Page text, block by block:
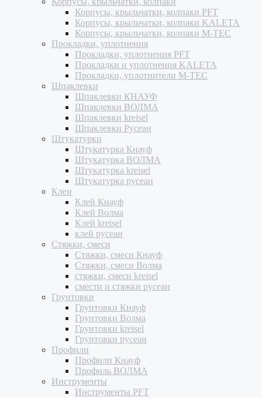
Корпусы, крыльчатки, колпаки PFT
Корпусы, крыльчатки, колпаки KALETA
Корпусы, крыльчатки, колпаки M-TEC
Прокладки, уплотнения
Прокладки, уплотнения PFT
Прокладки и уплотнения KALETA
Прокладки, уплотнители M-TEC
Шпаклевки
Шпаклевки КНАУФ
Шпаклевки ВОЛМА
Шпаклевки kreisel
Шпаклевки Русеан
Штукатурки
Штукатурка Кнауф
Штукатурка ВОЛМА
Штукатурка kreisel
Штукатурка русеан
Клеи
Клей Кнауф
Клей Волма
Клей kreisel
клей русеан
Стяжки, смеси
Стяжки, смеси Кнауф
Стяжки, смеси Волма
стяжки, смеси kreisel
смести и стяжки русеан
Грунтовки
Грунтовки Кнауф
Грунтовки Волма
Грунтовки kreisel
Грунтовки русеан
Профили
Профили Кнауф
Профиль ВОЛМА
Инструменты
Инструменты PFT